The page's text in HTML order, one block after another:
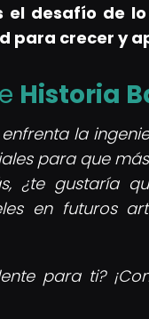
el desafío de
para crecer y
Historia
la
para que
¿te gustaría
en futuros
para ti?